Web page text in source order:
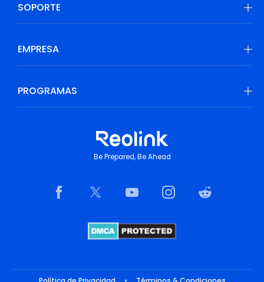
SOPORTE
EMPRESA
PROGRAMAS
Be Prepared, Be Ahead